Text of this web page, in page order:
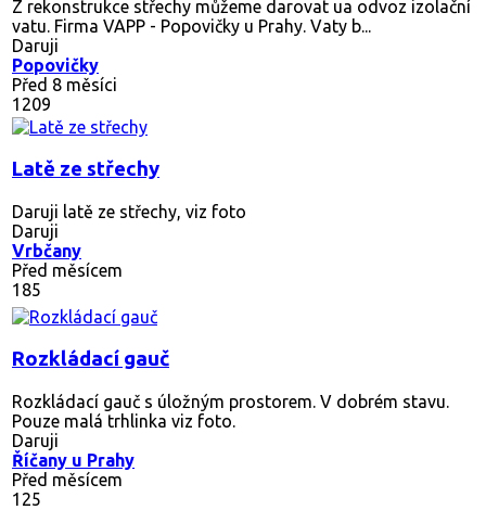
Z rekonstrukce střechy můžeme darovat ua odvoz izolační
vatu. Firma VAPP - Popovičky u Prahy. Vaty b...
Daruji
Popovičky
Před 8 měsíci
1209
Latě ze střechy
Daruji latě ze střechy, viz foto
Daruji
Vrbčany
Před měsícem
185
Rozkládací gauč
Rozkládací gauč s úložným prostorem. V dobrém stavu.
Pouze malá trhlinka viz foto.
Daruji
Říčany u Prahy
Před měsícem
125